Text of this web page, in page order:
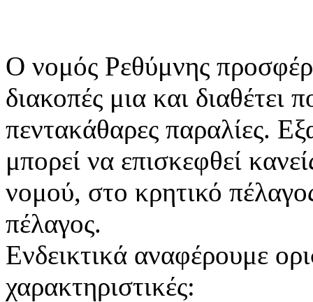
Ο νομός Ρεθύμνης
διακοπές μια και διαθέτει
πεντακάθαρες παραλίες.
μπορεί να επισκεφθεί
νομού, στο κρητικό
πέλαγος.
Ενδεικτικά αναφέρουμε
χαρακτηριστικές: